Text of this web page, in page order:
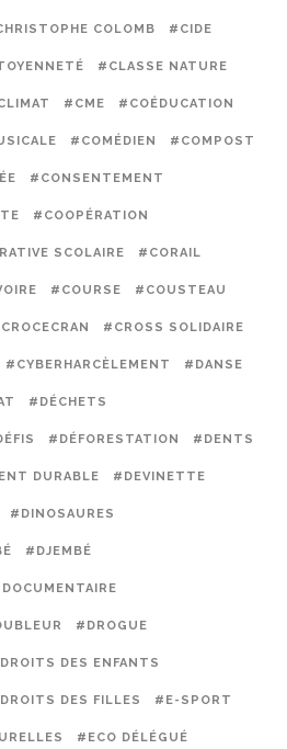
COLOMB #CIDE
#CLASSE NATURE
#CME #COÉDUCATION
#COMÉDIEN #COMPOST
#CONSENTEMENT
#COOPÉRATION
SCOLAIRE #CORAIL
#COURSE #COUSTEAU
#CROSS SOLIDAIRE
#CYBERHARCÈLEMENT #DANSE
#DÉCHETS
#DÉFORESTATION #DENTS
DURABLE #DEVINETTE
#DINOSAURES
#DJEMBÉ
#DROGUE
DES ENFANTS
DES FILLES #E-SPORT
#ECO DÉLÉGUÉ